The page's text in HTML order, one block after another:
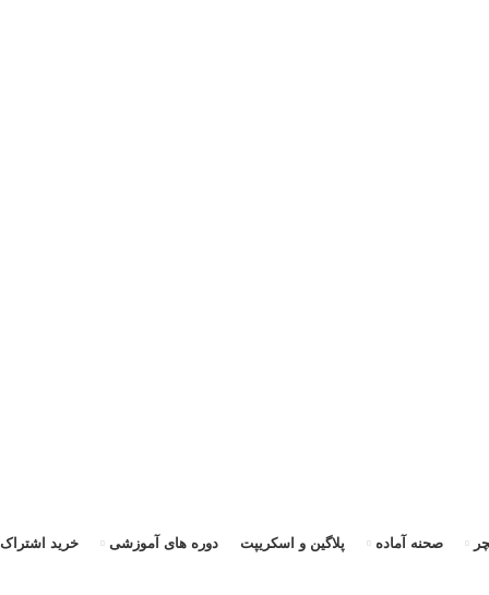
صحنه آماده پلاگین و اسکریپت دوره های آموزشی خرید اشتراک